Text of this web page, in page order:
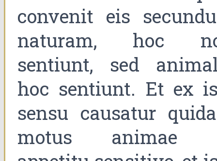
convenit eis
naturam, hoc
sentiunt, sed
hoc sentiunt. Et ex
sensu causatur
motus animae